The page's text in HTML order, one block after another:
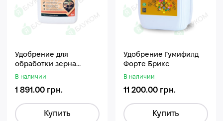
Удобрение для
обработки зерна
Стармакс Гумифос
В наличии
1 891.00 грн.
Купить
Удобрение Гумифилд
Форте Брикс
В наличии
11 200.00 грн.
Купить